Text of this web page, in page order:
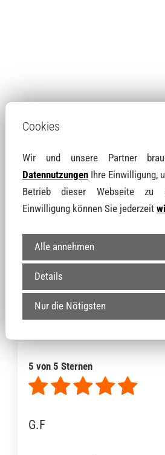
Diese Erfahrungen haben
uns
5 von 5 Sternen
G.F
Cookies
Wir und unsere Partner
DatennutzungenIhre Einwilligung,
Betrieb dieser Webseite zu
Einwilligung können Sie jederzeit
Alle annehmen
Details
Nur die Nötigsten